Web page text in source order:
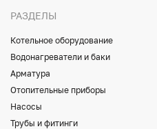
РАЗДЕЛЫ
Котельное оборудование
Водонагреватели и баки
Арматура
Отопительные приборы
Насосы
Трубы и фитинги